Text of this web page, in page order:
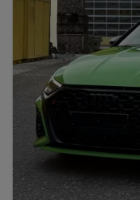
McLaren
Tesla
Bentley
Zeitraum wählen